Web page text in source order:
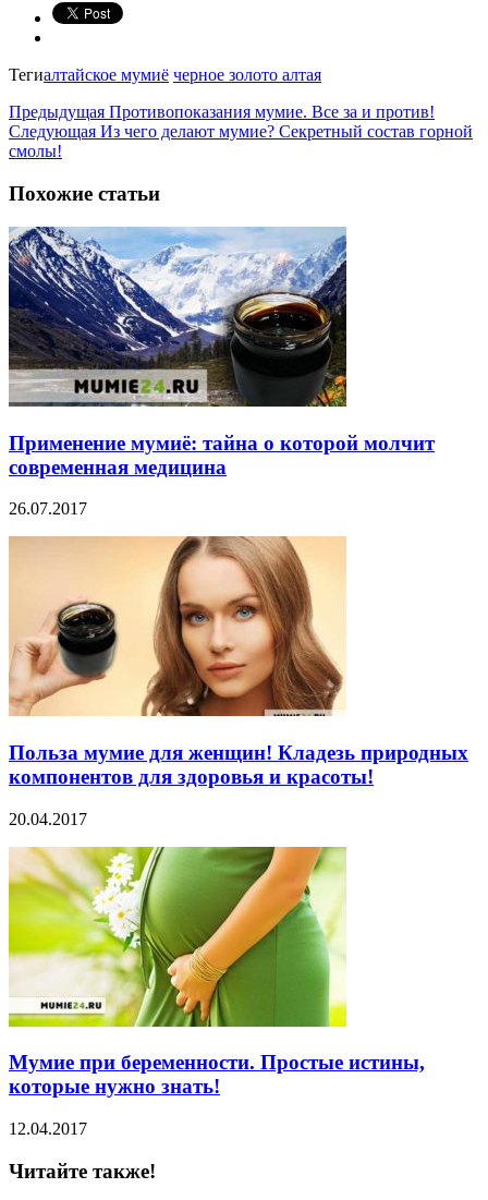
Тегиалтайское мумиё черное золото алтая
Предыдущая Противопоказания мумие. Все за и против!
Следующая Из чего делают мумие? Секретный состав горной
смолы!
Похожие статьи
Применение мумиё: тайна о которой молчит
современная медицина
26.07.2017
Польза мумие для женщин! Кладезь природных
компонентов для здоровья и красоты!
20.04.2017
Мумие при беременности. Простые истины,
которые нужно знать!
12.04.2017
Читайте также!